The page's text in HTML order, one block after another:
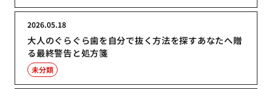
大人のぐらぐら歯を自分で抜く方法を探すあなたへ贈
る最終警告と処方箋
2026.05.18
未分類